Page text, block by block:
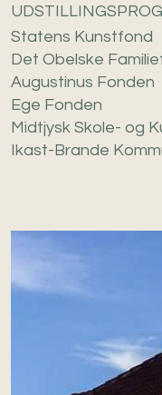
Statens Kunstfond
Det Obelske
Augustinus Fonden
Ege Fonden
Midtjysk Skole- og
Ikast-Brande